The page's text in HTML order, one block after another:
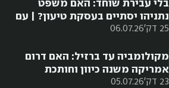
25 דק' 06.07.26
בלי עבירת שוחד: האם משפט
נתניהו יסתיים בעסקת טיעון? | עם
נטעאל בנדל
23 דק' 05.07.26
מקולומביה עד ברזיל: האם דרום
אמריקה משנה כיוון וחותכת
ימינה?